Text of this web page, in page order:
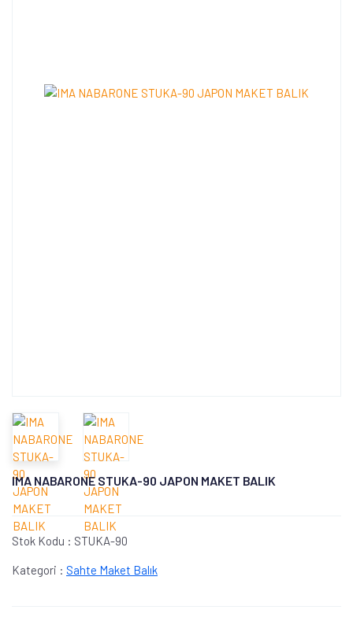
IMA NABARONE STUKA-90 JAPON MAKET BALIK
Stok Kodu : STUKA-90
Kategori : Sahte Maket Balık